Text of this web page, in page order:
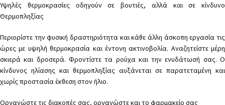
Υψηλές θερμοκρασίες οδηγούν σε βουτιές, αλλά και σε κίνδυνο
Θερμοπληξίας
Περιορίστε την φυσική δραστηριότητα και κάθε άλλη άσκοπη εργασία τις
ώρες με υψηλή θερμοκρασία και έντονη ακτινοβολία. Αναζητείστε μέρη
σκιερά και δροσερά. Φροντίστε τα ρούχα και την ενυδάτωσή σας. Ο
κίνδυνος ηλίασης και θερμοπληξίας αυξάνεται σε παρατεταμένη και
χωρίς προστασία έκθεση στον ήλιο.